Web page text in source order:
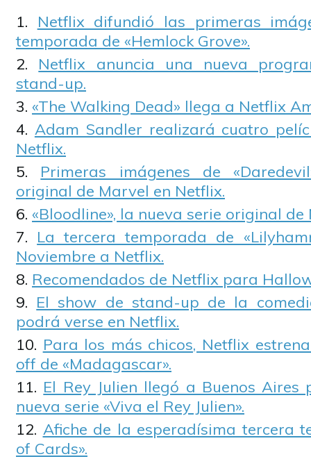
Netflix difundió las primeras
temporada de «Hemlock Grove».
Netflix anuncia una nueva
stand-up.
«The Walking Dead» llega a Netflix
Adam Sandler realizará cuatro
Netflix.
Primeras imágenes de
original de Marvel en Netflix.
«Bloodline», la nueva serie original de
La tercera temporada de
Noviembre a Netflix.
Recomendados de Netflix para
El show de stand-up de la
podrá verse en Netflix.
Para los más chicos, Netflix
off de «Madagascar».
El Rey Julien llegó a Buenos
nueva serie «Viva el Rey Julien».
Afiche de la esperadísima tercera
of Cards».